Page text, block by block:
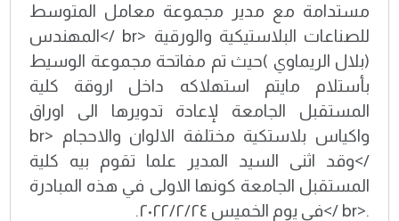
مستدامة مع مدير مجموعة معامل المتوسط
للصناعات البلاستيكية والورقية <br />المهندس
(بلال الريماوي )حيث تم مفاتحة مجموعة الوسيط
بأستلام مايتم استهلاكه داخل اروقة كلية
المستقبل الجامعة لإعادة تدويرها الى اوراق
واكياس بلاستكية مختلفة الالوان والاحجام <br
/>وقد اثنى السيد المدير علما تقوم بيه كلية
المستقبل الجامعة كونها الاولى في هذه المبادرة
.<br />في يوم الخميس ٢٠٢٢/٢/٢٤.